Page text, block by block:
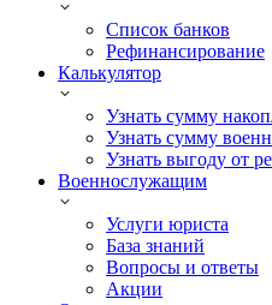
Список банков
Рефинансирование
Калькулятор
Узнать сумму
Узнать сумму
Узнать выгоду от
Военнослужащим
Услуги юриста
База знаний
Вопросы и ответы
Акции